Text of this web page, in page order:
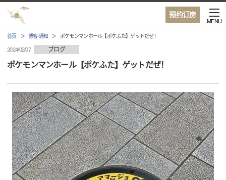
预约订房
MENU
首页 博客·通知 ポケモンマンホール【ポケふた】ゲットだぜ！
2024/02/07 ブログ
ポケモンマンホール【ポケふた】ゲットだぜ！